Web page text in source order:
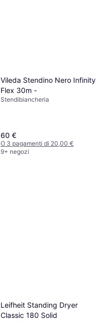
Vileda Stendino Nero Infinity
Flex 30m -
Stendibiancheria
60 €
O 3 pagamenti di 20,00 €
9+ negozi
Leifheit Standing Dryer
Classic 180 Solid